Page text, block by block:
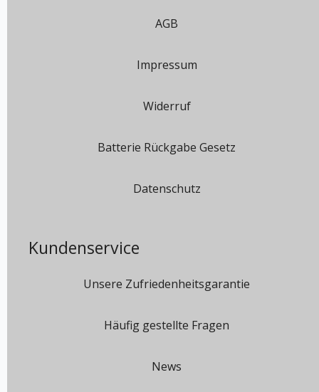
AGB
Impressum
Widerruf
Batterie Rückgabe Gesetz
Datenschutz
Kundenservice
Unsere Zufriedenheitsgarantie
Häufig gestellte Fragen
News